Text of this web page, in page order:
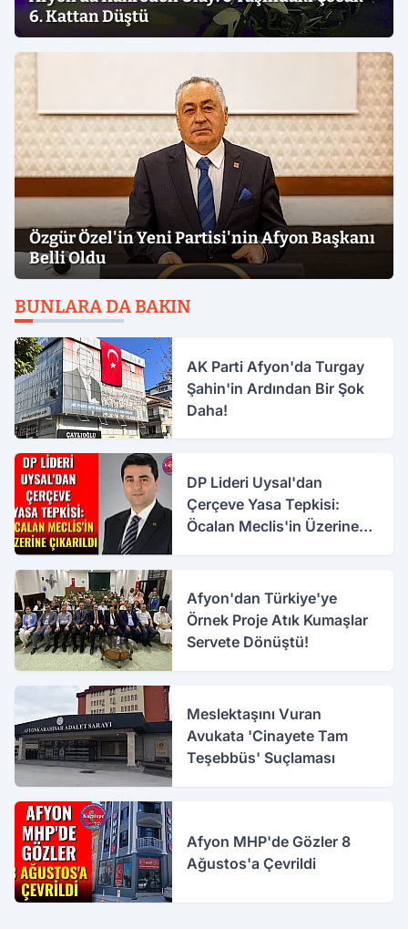
6. Kattan Düştü
Özgür Özel'in Yeni Partisi'nin Afyon Başkanı
Belli Oldu
BUNLARA DA BAKIN
AK Parti Afyon'da Turgay
Şahin'in Ardından Bir Şok
Daha!
DP Lideri Uysal'dan
Çerçeve Yasa Tepkisi:
Öcalan Meclis'in Üzerine
Afyon'dan Türkiye'ye
Örnek Proje Atık Kumaşlar
Servete Dönüştü!
Meslektaşını Vuran
Avukata 'Cinayete Tam
Teşebbüs' Suçlaması
Afyon MHP'de Gözler 8
Ağustos'a Çevrildi